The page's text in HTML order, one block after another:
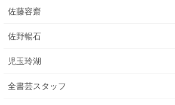
佐藤容齋
佐野暢石
児玉玲湖
全書芸スタッフ